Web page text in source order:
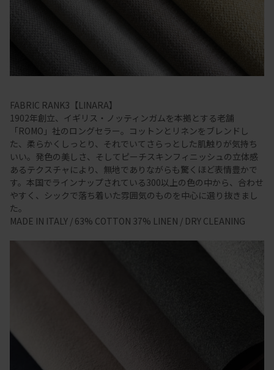
FABRIC RANK3【LINARA】
1902年創立、イギリス・ノッティンガムを本拠とする老舗
「ROMO」社のロングセラー。コットンとリネンをブレンドし
た、柔らかくしっとり、それでいてさらっとした肌触りが気持ち
いい。発色の美しさ、そしてピーチスキンフィニッシュの立体感
あるテクスチャにより、無地でありながらも驚くほど表情豊かで
す。本国でラインナップされている300以上の色の中から、合わせ
やすく、シックで落ち着いた雰囲気のものを中心に選り抜きまし
た。
MADE IN ITALY / 63% COTTON 37% LINEN / DRY CLEANING